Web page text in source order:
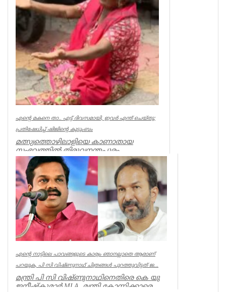
എന്റെ മകനെ താ.. എട്ട് ദിവസമായി, ഇവര്‍ എന്ത് ചെയ്തു;
പ്രതിഷേധിച്ച് ഷിജിന്റെ കുടുംബം
മത്സ്യത്തൊഴിലാളിയെ കാണാതായ
സംഭവത്തില്‍ തിരുവനന്തപുരം
മുതലപ്പൊഴിയില്‍ പ്രതിഷേധം ശക്തം.
കാണാതായ ഷിജിന...
Kerala
എന്റെ നാട്ടിലെ പാവങ്ങളുടെ കാര്യം ഞാനല്ലാതെ ആരാണ്
പറയുക, പി സി വിഷ്‌ണുനാഥ് ചിത്രങ്ങൾ പുറത്തുവിട്ടത് ജ...
മന്ത്രി പി സി വിഷ്ണുനാഥിനെതിരെ കെ യു
ജനീഷ്കുമാർ MLA. മന്ത്രി കോന്നിക്കാരെ